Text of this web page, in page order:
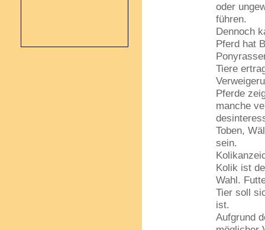
oder
führen.
Dennoch
Pferd hat
Tiere
Pferde
manche
Toben,
sein.
Kolik ist
Wahl.
Tier soll
ist.
Aufgrund